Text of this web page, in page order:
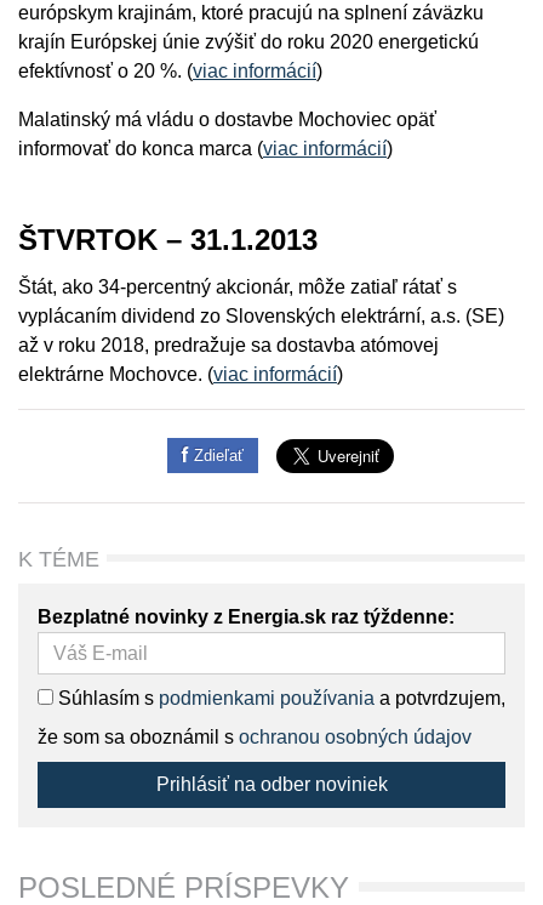
európskym krajinám, ktoré pracujú na splnení záväzku
krajín Európskej únie zvýšiť do roku 2020 energetickú
efektívnosť o 20 %. (viac informácií)
Malatinský má vládu o dostavbe Mochoviec opäť
informovať do konca marca (viac informácií)
ŠTVRTOK – 31.1.2013
Štát, ako 34-percentný akcionár, môže zatiaľ rátať s
vyplácaním dividend zo Slovenských elektrární, a.s. (SE)
až v roku 2018, predražuje sa dostavba atómovej
elektrárne Mochovce. (viac informácií)
Zdieľať
K TÉME
Bezplatné novinky z Energia.sk raz týždenne:
Súhlasím s podmienkami používania a potvrdzujem,
že som sa oboznámil s ochranou osobných údajov
Prihlásiť na odber noviniek
POSLEDNÉ PRÍSPEVKY